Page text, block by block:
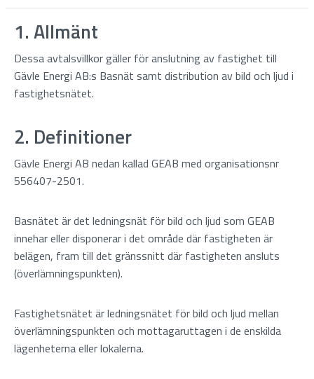
1. Allmänt
Dessa avtalsvillkor gäller för anslutning av fastighet till
Gävle Energi AB:s Basnät samt distribution av bild och ljud i
fastighetsnätet.
2. Definitioner
Gävle Energi AB nedan kallad GEAB med organisationsnr
556407-2501.
Basnätet är det ledningsnät för bild och ljud som GEAB
innehar eller disponerar i det område där fastigheten är
belägen, fram till det gränssnitt där fastigheten ansluts
(överlämningspunkten).
Fastighetsnätet är ledningsnätet för bild och ljud mellan
överlämningspunkten och mottagaruttagen i de enskilda
lägenheterna eller lokalerna.